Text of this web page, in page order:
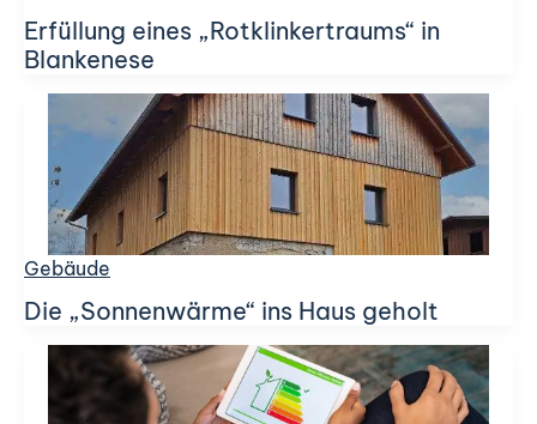
Erfüllung eines „Rotklinkertraums“ in
Blankenese
Gebäude
Die „Sonnenwärme“ ins Haus geholt